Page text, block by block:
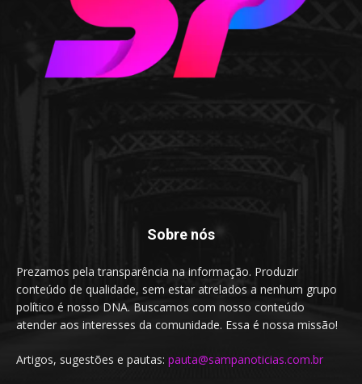
Sobre nós
Prezamos pela transparência na informação. Produzir
conteúdo de qualidade, sem estar atrelados a nenhum grupo
político é nosso DNA. Buscamos com nosso conteúdo
atender aos interesses da comunidade. Essa é nossa missão!
Artigos, sugestões e pautas: pauta@sampanoticias.com.br